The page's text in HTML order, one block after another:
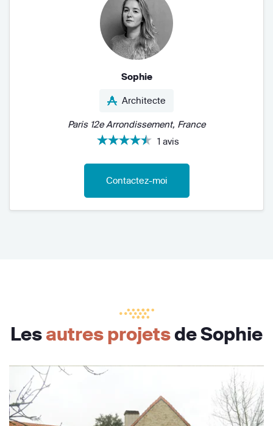
Sophie
Architecte
Paris 12e Arrondissement, France
1 avis
Contactez-moi
Lesautres projetsde Sophie